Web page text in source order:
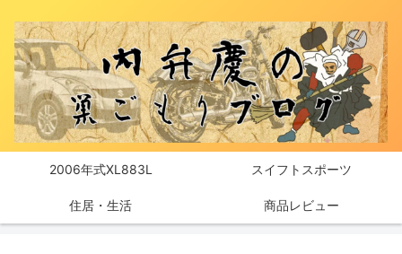
2006年式XL883L スイフトスポーツ
住居・生活 商品レビュー